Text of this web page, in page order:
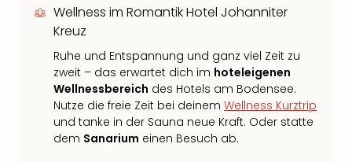
Wellness im Romantik Hotel Johanniter
Kreuz
Ruhe und Entspannung und ganz viel Zeit zu
zweit – das erwartet dich im hoteleigenen
Wellnessbereich des Hotels am Bodensee.
Nutze die freie Zeit bei deinem Wellness Kurztrip
und tanke in der Sauna neue Kraft. Oder statte
dem Sanarium einen Besuch ab.